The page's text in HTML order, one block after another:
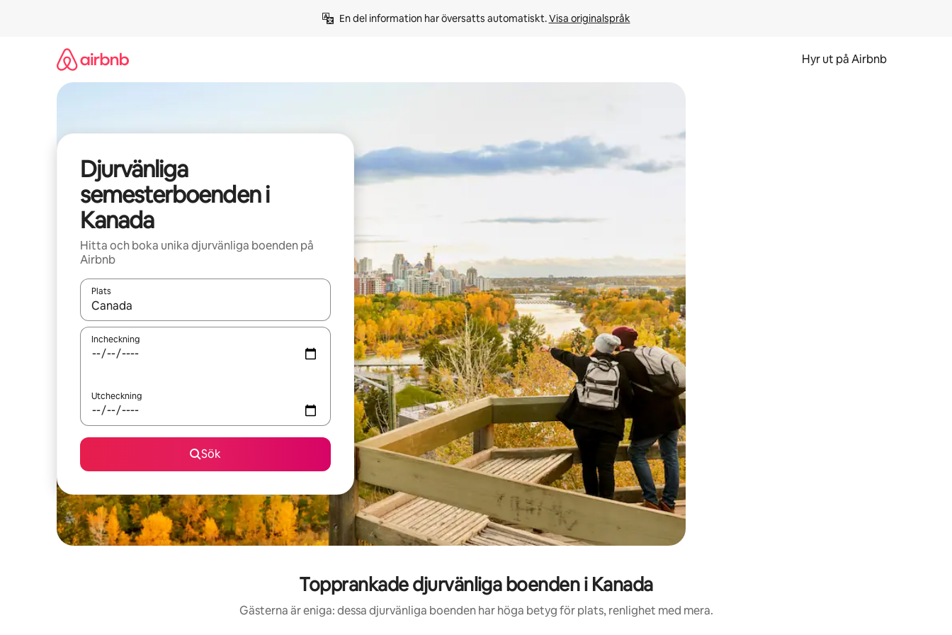
En del information har översatts automatiskt. Visa originalspråk
Hyr ut på Airbnb
Djurvänliga
semesterboenden i
Kanada
Hitta och boka unika djurvänliga boenden på
Airbnb
Plats
När resultaten är tillgängliga kan du navigera med upp- och nedåtpilarna eller utforska genom att trycka eller svepa.
Incheckning
Utcheckning
Sök
Topprankade djurvänliga boenden i Kanada
Gästerna är eniga: dessa djurvänliga boenden har höga betyg för plats, renlighet med mera.